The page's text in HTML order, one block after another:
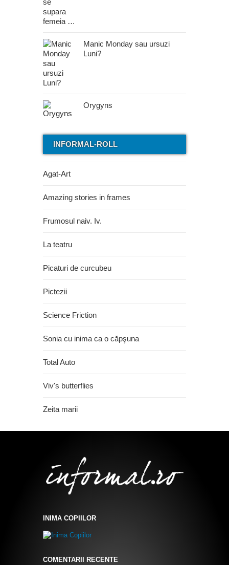
Manic Monday sau ursuzi
Luni?
Orygyns
INFORMAL-ROLL
Agat-Art
Amazing stories in frames
Frumosul naiv. Iv.
La teatru
Picaturi de curcubeu
Pictezii
Science Friction
Sonia cu inima ca o căpşuna
Total Auto
Viv's butterflies
Zeita marii
INIMA COPIILOR
COMENTARII RECENTE